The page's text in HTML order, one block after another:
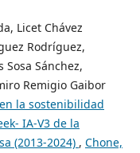
Licet Chávez
Rodríguez,
Sánchez,
Remigio Gaibor
la sostenibilidad
IA-V3 de la
(2013-2024) , Chone,